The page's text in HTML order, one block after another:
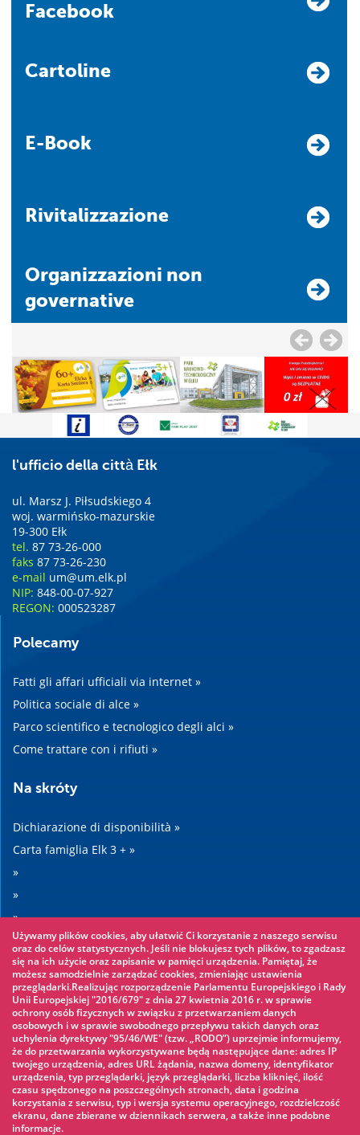
Facebook
Cartoline
E-Book
Rivitalizzazione
Organizzazioni non
governative
l'ufficio della città Ełk
ul. Marsz J. Piłsudskiego 4
woj. warmińsko-mazurskie
19-300 Ełk
tel. 87 73-26-000
faks 87 73-26-230
e-mail um@um.elk.pl
NIP: 848-00-07-927
REGON: 000523287
Polecamy
Fatti gli affari ufficiali via internet »
Politica sociale di alce »
Parco scientifico e tecnologico degli alci »
Come trattare con i rifiuti »
Na skróty
Dichiarazione di disponibilità »
Carta famiglia Elk 3 + »
»
»
»
»
Warto zobaczyć
Parco avventura »
Parco acquatico »
Pattinaggio sul ghiaccio »
KINOECK »
Museo »
Używamy plików cookies, aby ułatwić Ci korzystanie z naszego serwisu
oraz do celów statystycznych. Jeśli nie blokujesz tych plików, to zgadzasz
się na ich użycie oraz zapisanie w pamięci urządzenia. Pamiętaj, że
możesz samodzielnie zarządzać cookies, zmieniając ustawienia
przeglądarki.Realizując rozporządzenie Parlamentu Europejskiego i Rady
Unii Europejskiej "2016/679" z dnia 27 kwietnia 2016 r. w sprawie
ochrony osób fizycznych w związku z przetwarzaniem danych
osobowych i w sprawie swobodnego przepływu takich danych oraz
uchylenia dyrektywy "95/46/WE" (tzw. „RODO”) uprzejmie informujemy,
że do przetwarzania wykorzystywane będą następujące dane: adres IP
twojego urządzenia, adres URL żądania, nazwa domeny, identyfikator
urządzenia, typ przeglądarki, język przeglądarki, liczba kliknięć, ilość
czasu spędzonego na poszczególnych stronach, data i godzina
korzystania z serwisu, typ i wersja systemu operacyjnego, rozdzielczość
ekranu, dane zbierane w dziennikach serwera, a także inne podobne
informacje.